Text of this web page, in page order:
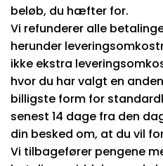
beløb, du hæfter for.
Vi refunderer alle
herunder
ikke ekstra
hvor du har valgt en
billigste form for
senest 14 dage fra den
din besked om, at du vil
Vi tilbagefører pengene